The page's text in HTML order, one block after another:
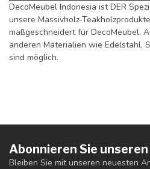
DecoMeubel Indonesia ist DER
unsere Massivholz-
maßgeschneidert für DecoMeubel.
anderen Materialien wie Edelstahl,
sind möglich.
Abonnieren Sie
Bleiben Sie mit unseren neuesten